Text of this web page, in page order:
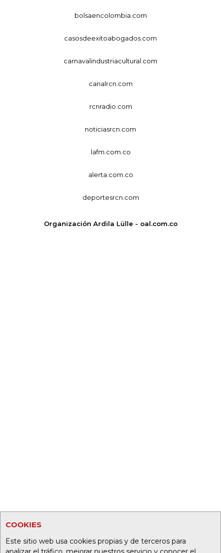
COOKIES
Este sitio web usa cookies propias y de terceros para
bolsaencolombia.com
casosdeexitoabogados.com
carnavalindustriacultural.com
canalrcn.com
rcnradio.com
noticiasrcn.com
lafm.com.co
alerta.com.co
deportesrcn.com
Organización Ardila Lülle - oal.com.co